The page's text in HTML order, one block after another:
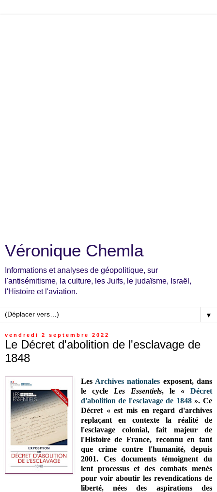
Véronique Chemla
Informations et analyses de géopolitique, sur
l'antisémitisme, la culture, les Juifs, le judaïsme, Israël,
l'Histoire et l'aviation.
▼
vendredi 2 septembre 2022
Le Décret d'abolition de l'esclavage de
1848
Les Archives nationales exposent, dans
le cycle Les Essentiels, le«Décret
d'abolition de l'esclavage de 1848».Ce
Décret « est mis en regard d'archives
replaçant en contexte la réalité de
l'esclavage colonial, fait majeur de
l'Histoire de France, reconnu en tant
que crime contre l'humanité, depuis
2001. Ces documents témoignent du
lent processus et des combats menés
pour voir aboutir les revendications de
liberté, nées des aspirations des